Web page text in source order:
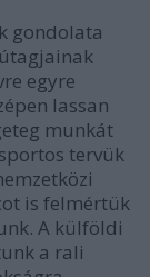
gondolata
egyre
lassan
munkát
tervük
is felmértük
A külföldi
a rali